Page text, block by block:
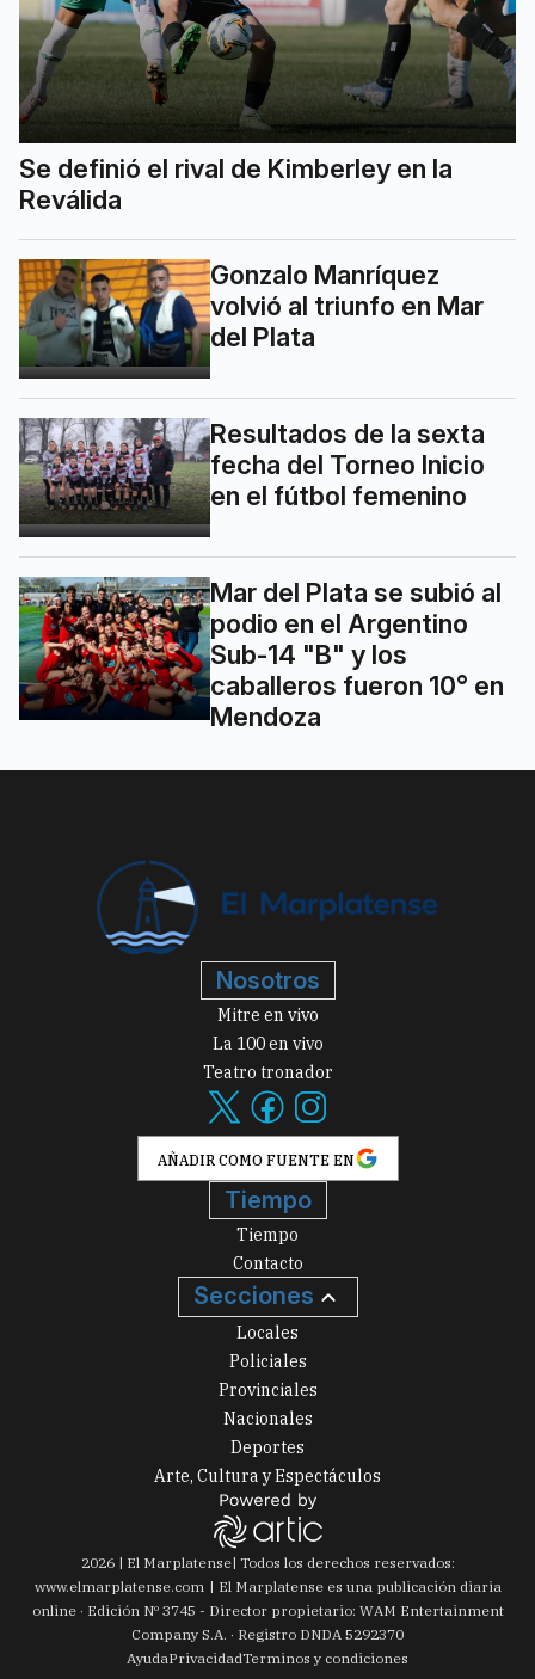
Se definió el rival de Kimberley en la
Reválida
Gonzalo Manríquez
volvió al triunfo en Mar
del Plata
Resultados de la sexta
fecha del Torneo Inicio
en el fútbol femenino
Mar del Plata se subió al
podio en el Argentino
Sub-14 "B" y los
caballeros fueron 10° en
Mendoza
Nosotros
Mitre en vivo
La 100 en vivo
Teatro tronador
AÑADIR COMO FUENTE EN
Tiempo
Tiempo
Contacto
Secciones
Locales
Policiales
Provinciales
Nacionales
Deportes
Arte, Cultura y Espectáculos
2026| El Marplatense| Todos los derechos reservados:
www.elmarplatense.com
El Marplatense es una publicación diaria
online · Edición Nº 3745 - Director propietario: WAM Entertainment
Company S.A. · Registro DNDA 5292370
AyudaPrivacidadTerminos y condiciones